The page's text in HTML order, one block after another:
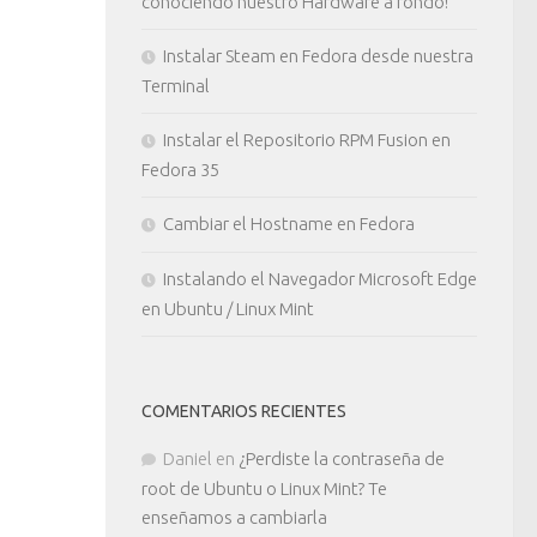
Instalar Steam en Fedora desde nuestra
Terminal
Instalar el Repositorio RPM Fusion en
Fedora 35
Cambiar el Hostname en Fedora
Instalando el Navegador Microsoft Edge
en Ubuntu / Linux Mint
COMENTARIOS RECIENTES
Daniel en ¿Perdiste la contraseña de
root de Ubuntu o Linux Mint? Te
enseñamos a cambiarla